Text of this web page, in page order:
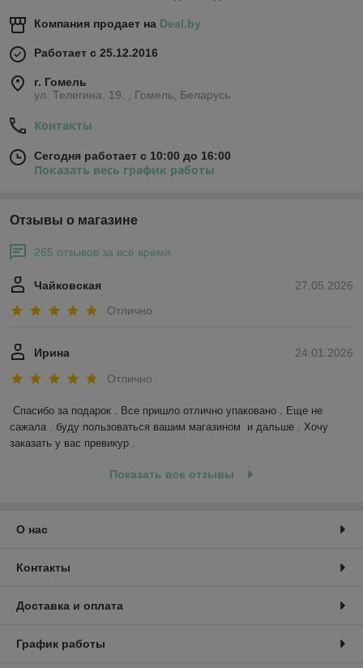
Компания продает на Deal.by
Работает с 25.12.2016
г. Гомель
ул. Телегина, 19. , Гомель, Беларусь
Контакты
Сегодня работает с 10:00 до 16:00
Показать весь график работы
Отзывы о магазине
265 отзывов за всё время
27.05.2026
Чайковская
Отлично
24.01.2026
Ирина
Отлично
Спасибо за подарок . Все пришло отлично упаковано . Еще не
сажала . буду пользоваться вашим магазином  и дальше . Хочу
заказать у вас превикур .
Показать все отзывы
О нас
Контакты
Доставка и оплата
График работы